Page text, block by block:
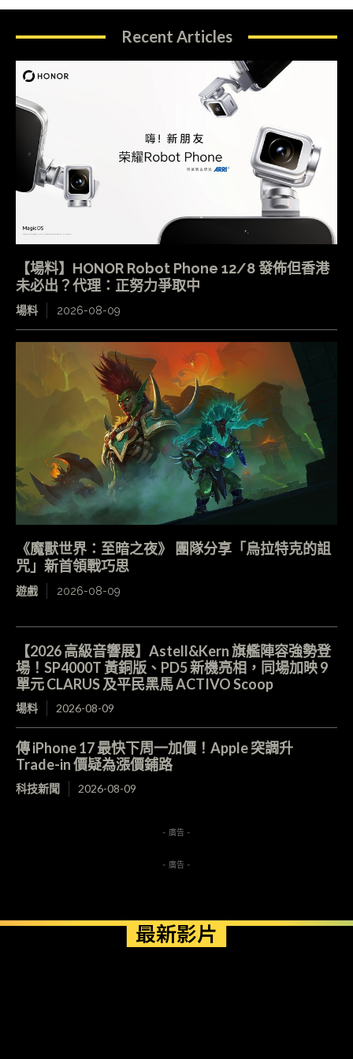
Recent Articles
【場料】HONOR Robot Phone 12/8 發佈但香港
未必出？代理：正努力爭取中
場料 2026-08-09
《魔獸世界：至暗之夜》 團隊分享「烏拉特克的詛
咒」新首領戰巧思
遊戲 2026-08-09
【2026 高級音響展】Astell&Kern 旗艦陣容強勢登
場！SP4000T 黃銅版、PD5 新機亮相，同場加映 9
單元 CLARUS 及平民黑馬 ACTIVO Scoop
場料 2026-08-09
傳 iPhone 17 最快下周一加價！Apple 突調升
Trade-in 價疑為漲價鋪路
科技新聞 2026-08-09
- 廣告 -
- 廣告 -
最新影片